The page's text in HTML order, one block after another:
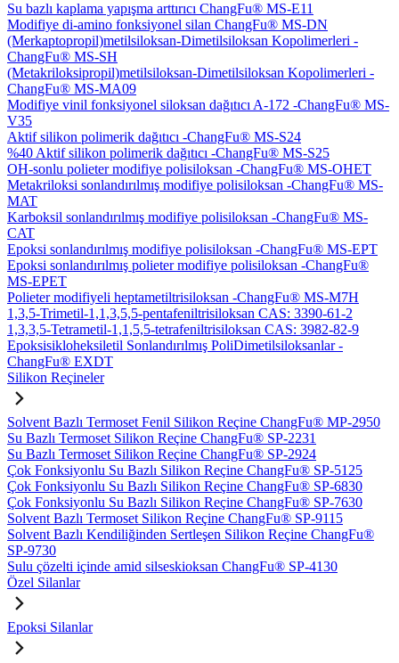
Su bazlı kaplama yapışma arttırıcı ChangFu® MS-E11
Modifiye di-amino fonksiyonel silan ChangFu® MS-DN
(Merkaptopropil)metilsiloksan-Dimetilsiloksan Kopolimerleri -
ChangFu® MS-SH
(Metakriloksipropil)metilsiloksan-Dimetilsiloksan Kopolimerleri -
ChangFu® MS-MA09
Modifiye vinil fonksiyonel siloksan dağıtıcı A-172 -ChangFu® MS-
V35
Aktif silikon polimerik dağıtıcı -ChangFu® MS-S24
%40 Aktif silikon polimerik dağıtıcı -ChangFu® MS-S25
OH-sonlu polieter modifiye polisiloksan -ChangFu® MS-OHET
Metakriloksi sonlandırılmış modifiye polisiloksan -ChangFu® MS-
MAT
Karboksil sonlandırılmış modifiye polisiloksan -ChangFu® MS-
CAT
Epoksi sonlandırılmış modifiye polisiloksan -ChangFu® MS-EPT
Epoksi sonlandırılmış polieter modifiye polisiloksan -ChangFu®
MS-EPET
Polieter modifiyeli heptametiltrisiloksan -ChangFu® MS-M7H
1,3,5-Trimetil-1,1,3,5,5-pentafeniltrisiloksan CAS: 3390-61-2
1,3,3,5-Tetrametil-1,1,5,5-tetrafeniltrisiloksan CAS: 3982-82-9
Epoksisikloheksiletil Sonlandırılmış PoliDimetilsiloksanlar -
ChangFu® EXDT
Silikon Reçineler
Solvent Bazlı Termoset Fenil Silikon Reçine ChangFu® MP-2950
Su Bazlı Termoset Silikon Reçine ChangFu® SP-2231
Su Bazlı Termoset Silikon Reçine ChangFu® SP-2924
Çok Fonksiyonlu Su Bazlı Silikon Reçine ChangFu® SP-5125
Çok Fonksiyonlu Su Bazlı Silikon Reçine ChangFu® SP-6830
Çok Fonksiyonlu Su Bazlı Silikon Reçine ChangFu® SP-7630
Solvent Bazlı Termoset Silikon Reçine ChangFu® SP-9115
Solvent Bazlı Kendiliğinden Sertleşen Silikon Reçine ChangFu®
SP-9730
Sulu çözelti içinde amid silseskioksan ChangFu® SP-4130
Özel Silanlar
Epoksi Silanlar